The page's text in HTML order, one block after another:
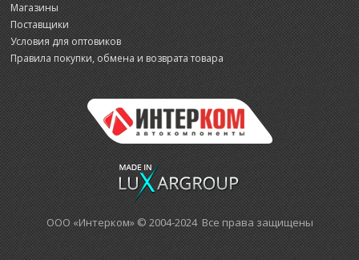
Магазины
Поставщики
Условия для оптовиков
Правила покупки, обмена и возврата товара
ООО «Интерком» © 2004-2024 Все права защищены